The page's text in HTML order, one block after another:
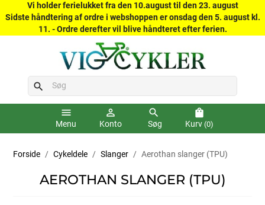
Vi holder ferielukket fra den 10.august til den 23. august
Sidste håndtering af ordre i webshoppen er onsdag den 5. august kl.
11. - Ordre derefter vil blive håndteret efter ferien.
search
menu
Menu
person_outline
Konto
search
Søg
shopping_bag
Kurv (0)
Forside Cykeldele Slanger Aerothan slanger (TPU)
AEROTHAN SLANGER (TPU)